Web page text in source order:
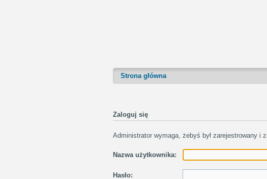
Strona główna
Zaloguj się
Administrator wymaga, żebyś był zarejestrowany i
Nazwa użytkownika:
Hasło: